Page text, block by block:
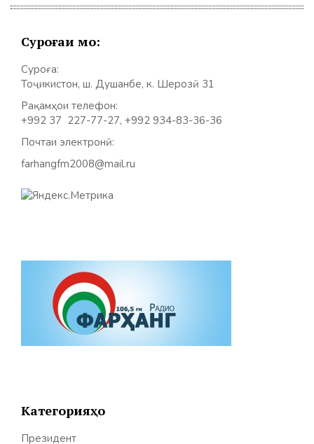
Суроғаи мо:
Суроға:
Тоҷикистон, ш. Душанбе, к. Шерозӣ 31
Рақамҳои телефон:
+992 37 227-77-27, +992 934-83-36-36
Почтаи электронӣ:
farhangfm2008@mail.ru
Категорияҳо
Президент